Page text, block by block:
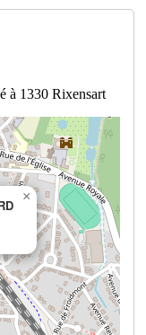
à 1330 Rixensart
×